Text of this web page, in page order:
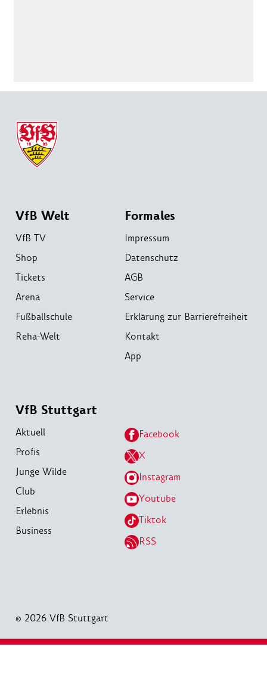
VfB Welt
VfB TV
Shop
Tickets
Arena
Fußballschule
Reha-Welt
Formales
Impressum
Datenschutz
AGB
Service
Erklärung zur Barrierefreiheit
Kontakt
App
VfB Stuttgart
Aktuell
Profis
Junge Wilde
Club
Erlebnis
Business
Facebook
X
Instagram
Youtube
Tiktok
RSS
© 2026 VfB Stuttgart